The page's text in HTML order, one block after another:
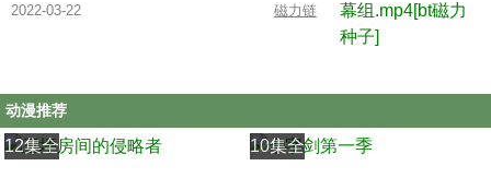
2022-03-22 磁力链
动漫推荐
12集全 10集全